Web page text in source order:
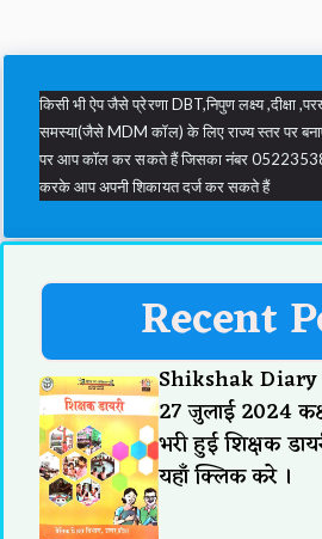
किसी भी ऐप जैसे प्रेरणा DBT,निपुण लक्ष्य ,दीक्षा
समस्या(जैसे MDM कॉल) के लिए राज्य स्तर पर बनाए
पर आप कॉल कर सकते हैं जिसका नंबर
करके आप अपनी शिकायत दर्ज कर सकते हैं
Recent
Shikshak Diary
27 जुलाई 2024
भरी हुई शिक्षक
यहाँ क्लिक करे ।